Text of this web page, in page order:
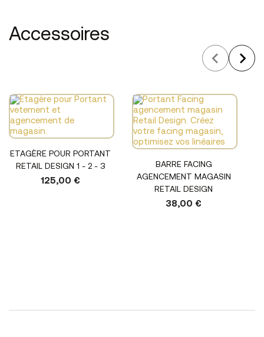
Accessoires
ETAGÈRE POUR PORTANT
RETAIL DESIGN 1 - 2 - 3
125,00 €
BARRE FACING
AGENCEMENT MAGASIN
RETAIL DESIGN
38,00 €